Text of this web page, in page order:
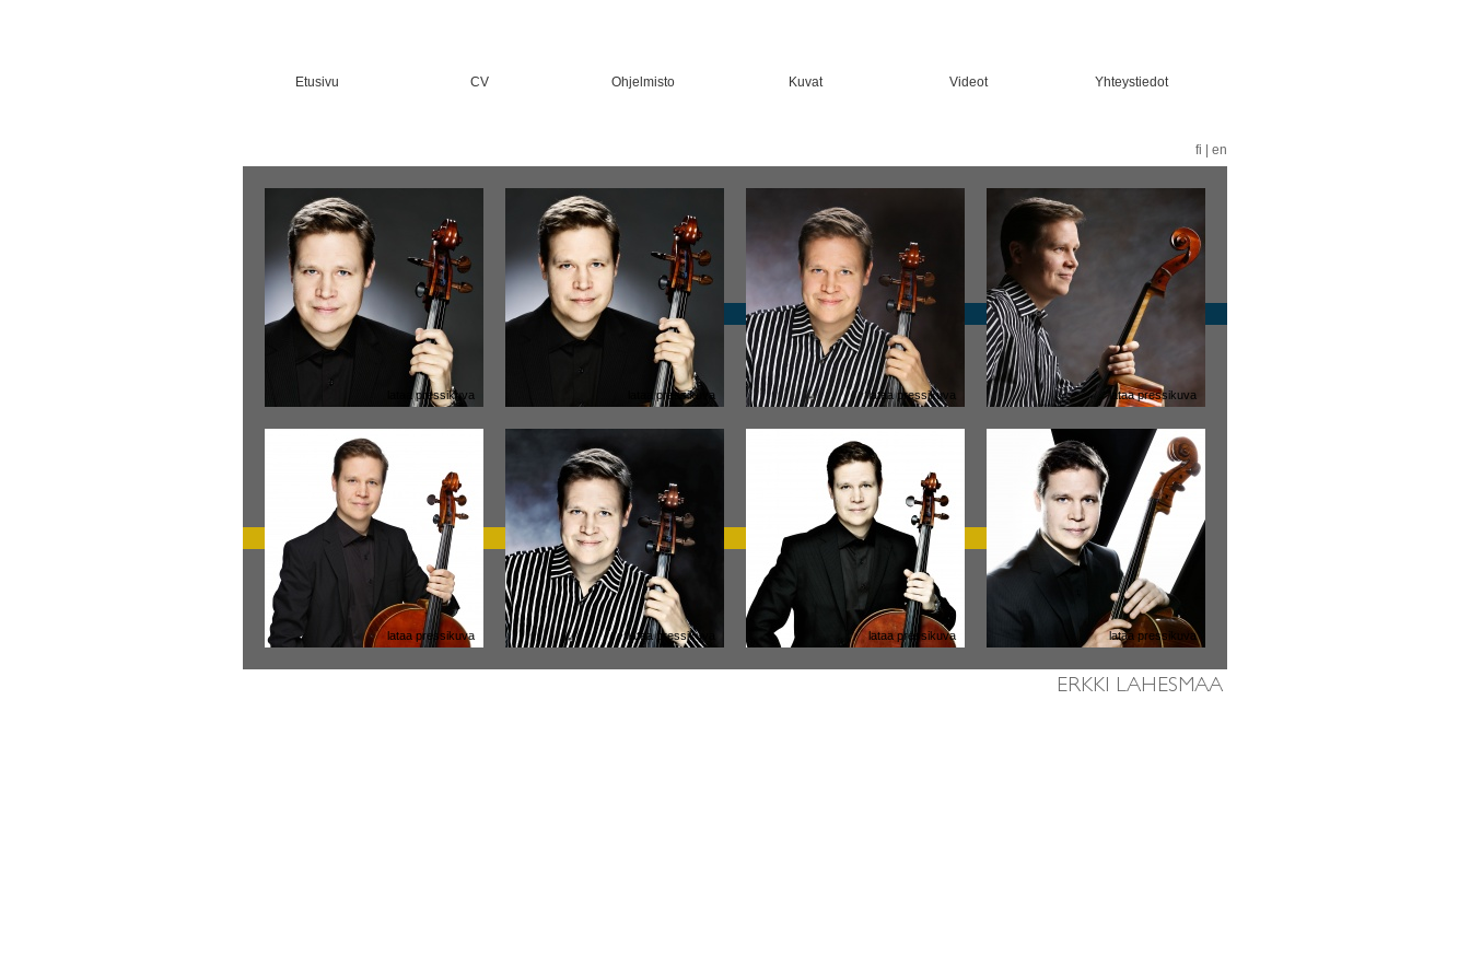
fi en
Etusivu CV Ohjelmisto Kuvat Videot Yhteystiedot
lataa pressikuva lataa pressikuva lataa pressikuva lataa pressikuva
lataa pressikuva lataa pressikuva lataa pressikuva lataa pressikuva